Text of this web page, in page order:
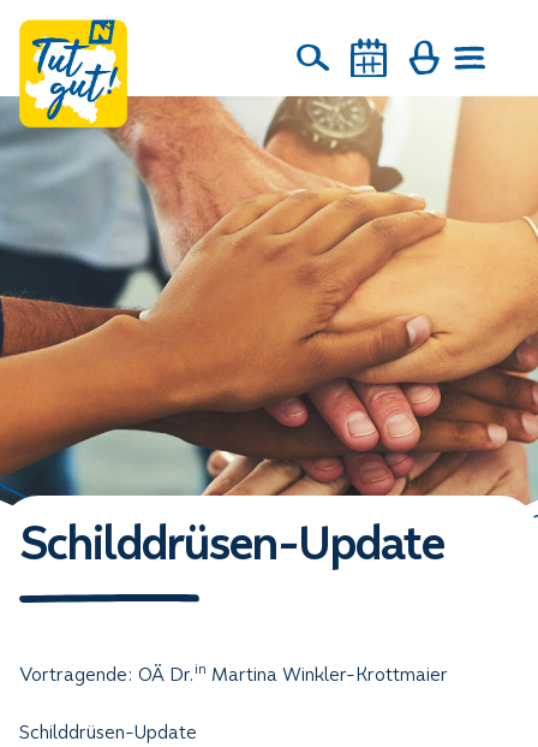
Schilddrüsen-Update
Vortragende: OÄ Dr.in Martina Winkler-Krottmaier
Schilddrüsen-Update